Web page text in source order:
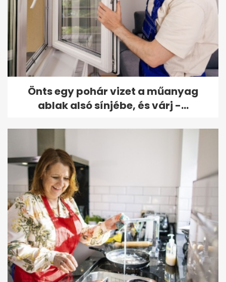
Önts egy pohár vizet a műanyag
ablak alsó sínjébe, és várj -...